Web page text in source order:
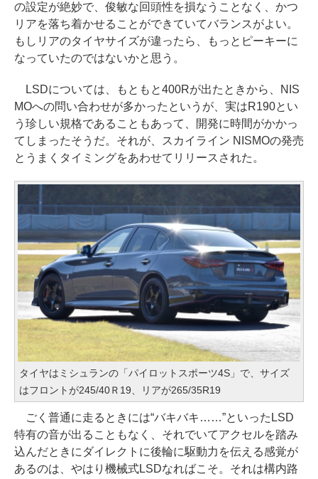
の設定が絶妙で、俊敏な回頭性を損なうことなく、かつ
リアを落ち着かせることができていてバランスがよい。
もしリアのタイヤサイズが違ったら、もっとピーキーに
なっていたのではないかと思う。
LSDについては、もともと400Rが出たときから、NIS
MOへの問い合わせが多かったというが、実はR190とい
う珍しい規格であることもあって、開発に時間がかかっ
てしまったそうだ。それが、スカイライン NISMOの発売
とうまくタイミングをあわせてリリースされた。
タイヤはミシュランの「パイロットスポーツ4S」で、サイズ
はフロントが245/40Ｒ19、リアが265/35R19
ごく普通に走るときには“バキバキ……”といったLSD
特有の音が出ることもなく、それでいてアクセルを踏み
込んだときにダイレクトに後輪に駆動力を伝える感覚が
あるのは、やはり機械式LSDなればこそ。それは構内路